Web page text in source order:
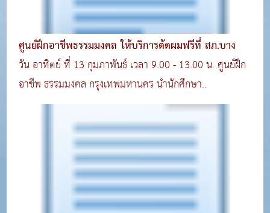
ศูนย์ฝึกอาชีพธรรมมงคล ให้บริการตัดผมฟรีที่ สภ.บาง
วัน อาทิตย์ ที่ 13 กุมภาพันธ์ เวลา 9.00 - 13.00 น. ศูนย์ฝึก
อาชีพ ธรรมมงคล กรุงเทพมหานคร นำนักศึกษา..